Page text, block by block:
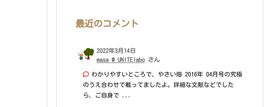
最近のコメント
2022年3月14日
masa @ UNITElabo さん
わかりやすいところで、やさい畑 2016年 04月号の究極
のうえ合わせで載ってましたよ。詳細な文献などでした
ら、ご自身で ...